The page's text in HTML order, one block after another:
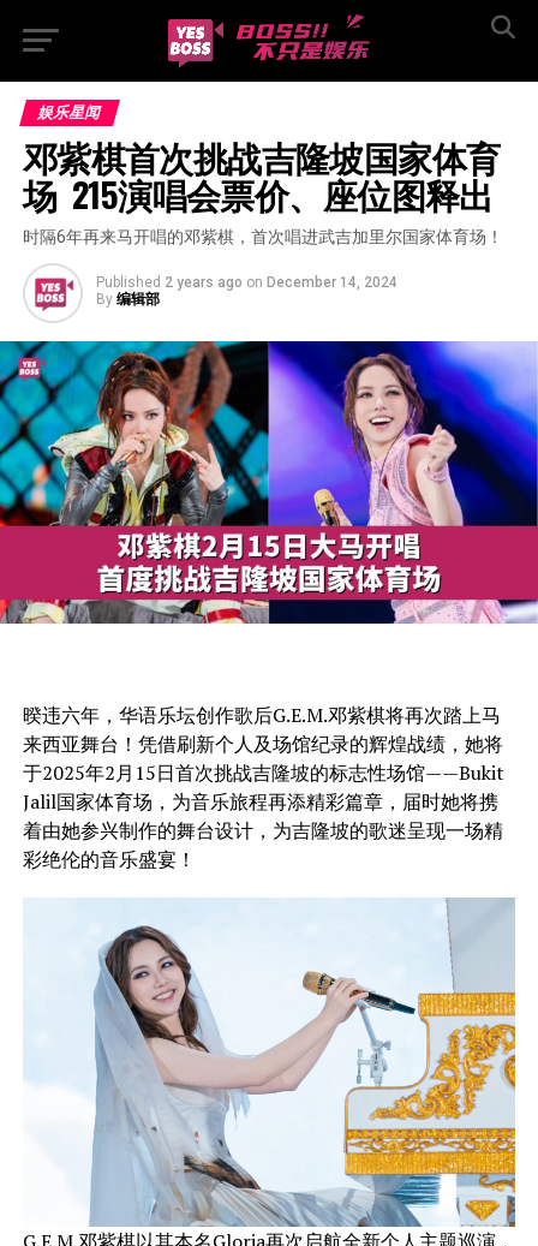
娱乐星闻
邓紫棋首次挑战吉隆坡国家体育
场  215演唱会票价、座位图释出
时隔6年再来马开唱的邓紫棋，首次唱进武吉加里尔国家体育场！
Published 2 years ago on December 14, 2024
By 编辑部
暌违六年，华语乐坛创作歌后G.E.M.邓紫棋将再次踏上马
来西亚舞台！凭借刷新个人及场馆纪录的辉煌战绩，她将
于2025年2月15日首次挑战吉隆坡的标志性场馆——Bukit
Jalil国家体育场，为音乐旅程再添精彩篇章，届时她将携
着由她参兴制作的舞台设计，为吉隆坡的歌迷呈现一场精
彩绝伦的音乐盛宴！